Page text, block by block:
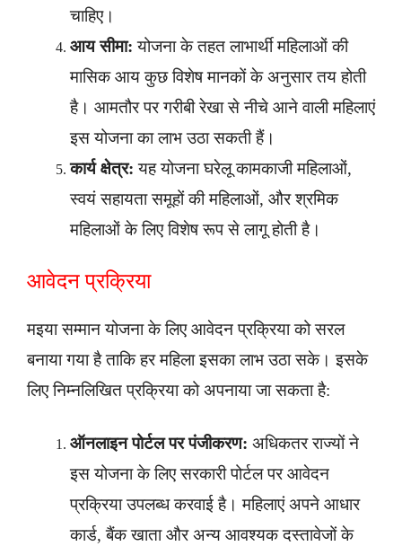
चाहिए।
आय सीमा: योजना के तहत लाभार्थी महिलाओं की
मासिक आय कुछ विशेष मानकों के अनुसार तय होती
है। आमतौर पर गरीबी रेखा से नीचे आने वाली महिलाएं
इस योजना का लाभ उठा सकती हैं।
कार्य क्षेत्र: यह योजना घरेलू कामकाजी महिलाओं,
स्वयं सहायता समूहों की महिलाओं, और श्रमिक
महिलाओं के लिए विशेष रूप से लागू होती है।
आवेदन प्रक्रिया
मइया सम्मान योजना के लिए आवेदन प्रक्रिया को सरल
बनाया गया है ताकि हर महिला इसका लाभ उठा सके। इसके
लिए निम्नलिखित प्रक्रिया को अपनाया जा सकता है:
ऑनलाइन पोर्टल पर पंजीकरण: अधिकतर राज्यों ने
इस योजना के लिए सरकारी पोर्टल पर आवेदन
प्रक्रिया उपलब्ध करवाई है। महिलाएं अपने आधार
कार्ड, बैंक खाता और अन्य आवश्यक दस्तावेजों के